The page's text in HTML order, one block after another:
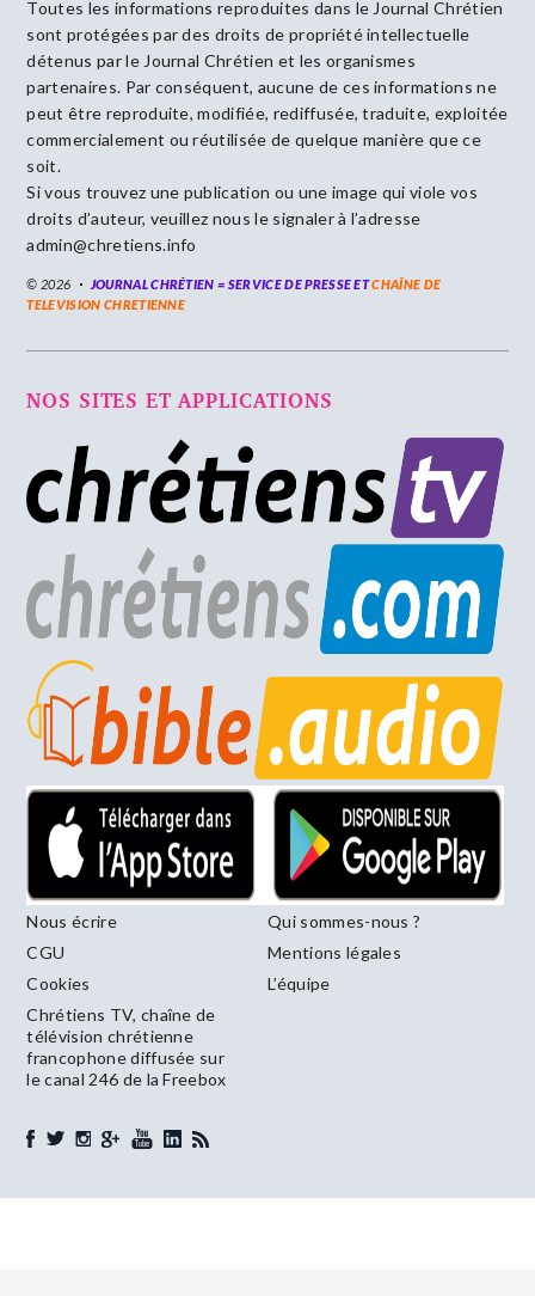
Toutes les informations reproduites dans le Journal Chrétien
sont protégées par des droits de propriété intellectuelle
détenus par le Journal Chrétien et les organismes
partenaires. Par conséquent, aucune de ces informations ne
peut être reproduite, modifiée, rediffusée, traduite, exploitée
commercialement ou réutilisée de quelque manière que ce
soit.
Si vous trouvez une publication ou une image qui viole vos
droits d’auteur, veuillez nous le signaler à l’adresse
admin@chretiens.info
© 2026 JOURNAL CHRÉTIEN = SERVICE DE PRESSE ETCHAÎNE DE
TELEVISION CHRETIENNE
NOS SITES ET APPLICATIONS
Nous écrire
Qui sommes-nous ?
CGU
Mentions légales
Cookies
L’équipe
Chrétiens TV, chaîne de
télévision chrétienne
francophone diffusée sur
le canal 246 de la Freebox